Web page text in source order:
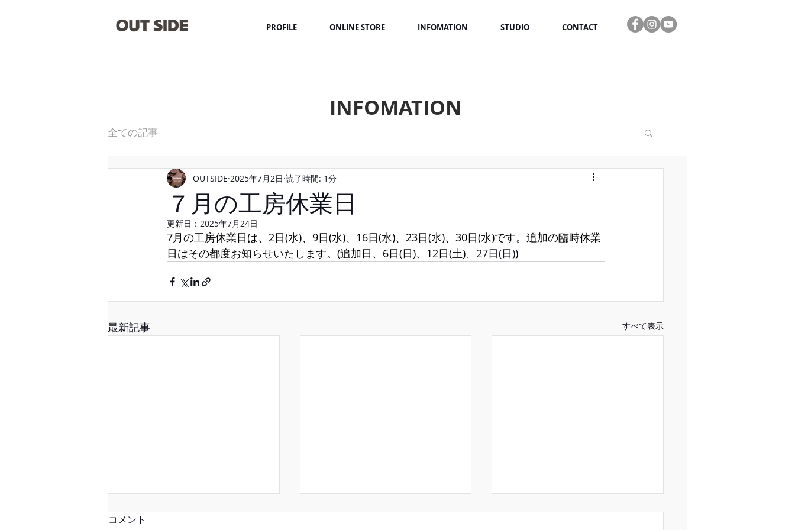
PROFILE ONLINE STORE INFOMATION STUDIO CONTACT
全ての記事
７月の工房休業日
OUTSIDE 2025年7月2日 読了時間: 1分
更新日： 2025年7月24日
7月の工房休業日は、2日(水)、9日(水)、16日(水)、23日(水)、30日(水)です。追加の臨時休業
日はその都度お知らせいたします。(追加日、6日(日)、12日(土)、 27日(日))
最新記事 すべて表示
コメント
INFOMATION